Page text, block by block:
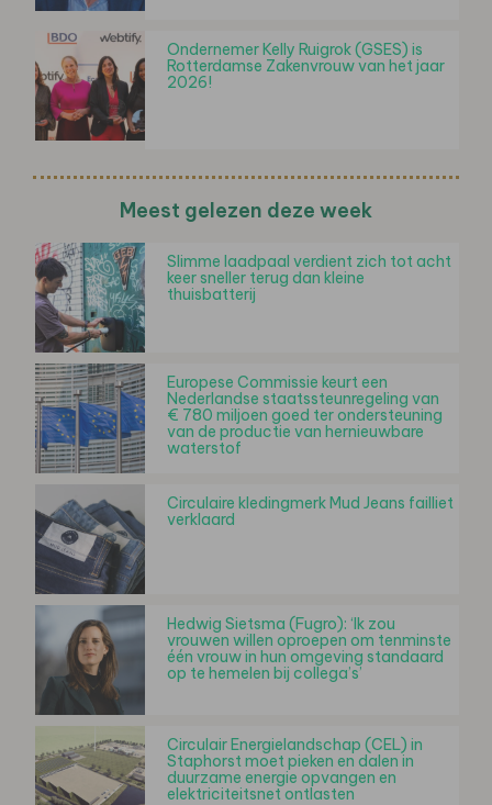
Ondernemer Kelly Ruigrok (GSES) is
Rotterdamse Zakenvrouw van het jaar
2026!
Meest gelezen deze week
Slimme laadpaal verdient zich tot acht
keer sneller terug dan kleine
thuisbatterij
Europese Commissie keurt een
Nederlandse staatssteunregeling van
€ 780 miljoen goed ter ondersteuning
van de productie van hernieuwbare
waterstof
Circulaire kledingmerk Mud Jeans failliet
verklaard
Hedwig Sietsma (Fugro): ‘Ik zou
vrouwen willen oproepen om tenminste
één vrouw in hun omgeving standaard
op te hemelen bij collega’s’
Circulair Energielandschap (CEL) in
Staphorst moet pieken en dalen in
duurzame energie opvangen en
elektriciteitsnet ontlasten